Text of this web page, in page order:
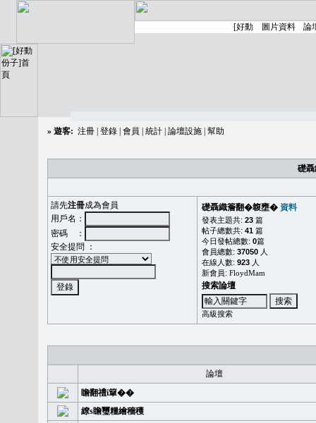
» 遊客: 注冊 登錄 會員 統計 論壇設施 幫助
礎
請先注冊成為會員
用戶名：
密碼 ：
安全提問 ：
礎聶織簷翻�䪖壅� 資料
發表主題共: 23 篇
帖子總數共: 41 篇
今日發帖總數: 0篇
會員總數: 37050 人
在線人數: 923 人
新會員: FloydMam
搜索論壇
高級搜索
論壇
瞻翻禮i簞��
繚s瞻璽糧繪穡穫